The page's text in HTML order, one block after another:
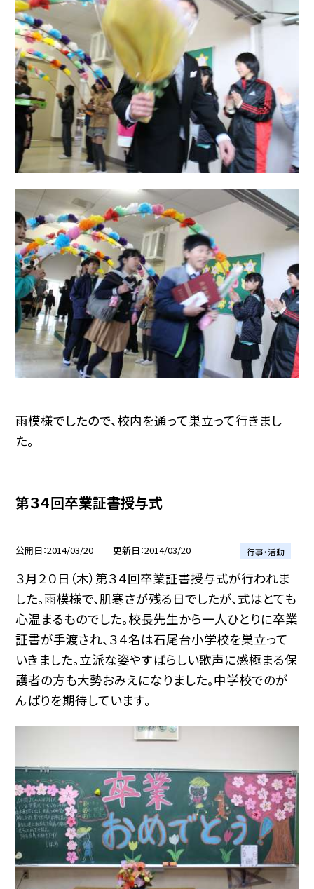
雨模様でしたので、校内を通って巣立って行きまし
た。
第３４回卒業証書授与式
公開日 2014/03/20 更新日 2014/03/20 行事・活動
３月２０日（木）第３４回卒業証書授与式が行われま
した。雨模様で、肌寒さが残る日でしたが、式はとても
心温まるものでした。校長先生から一人ひとりに卒業
証書が手渡され、３４名は石尾台小学校を巣立って
いきました。立派な姿やすばらしい歌声に感極まる保
護者の方も大勢おみえになりました。中学校でのが
んばりを期待しています。